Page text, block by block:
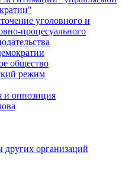
уголовного и
процесуального
общество
режим
и оппозиция
организаций